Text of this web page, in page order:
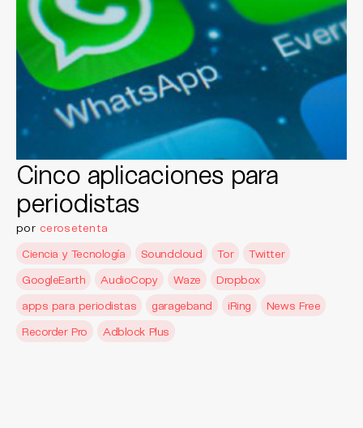
Cinco aplicaciones para
periodistas
por cerosetenta
Ciencia y Tecnología
Soundcloud Tor
Twitter
GoogleEarth
AudioCopy Waze
Dropbox
apps para periodistas
garageband iRing
News Free
Recorder Pro
Adblock Plus